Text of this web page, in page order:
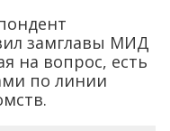
замглавы МИД
на вопрос, есть
по линии